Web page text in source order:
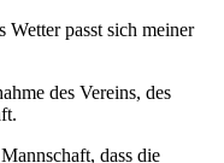
Wetter passt sich meiner
des Vereins, des
dass die